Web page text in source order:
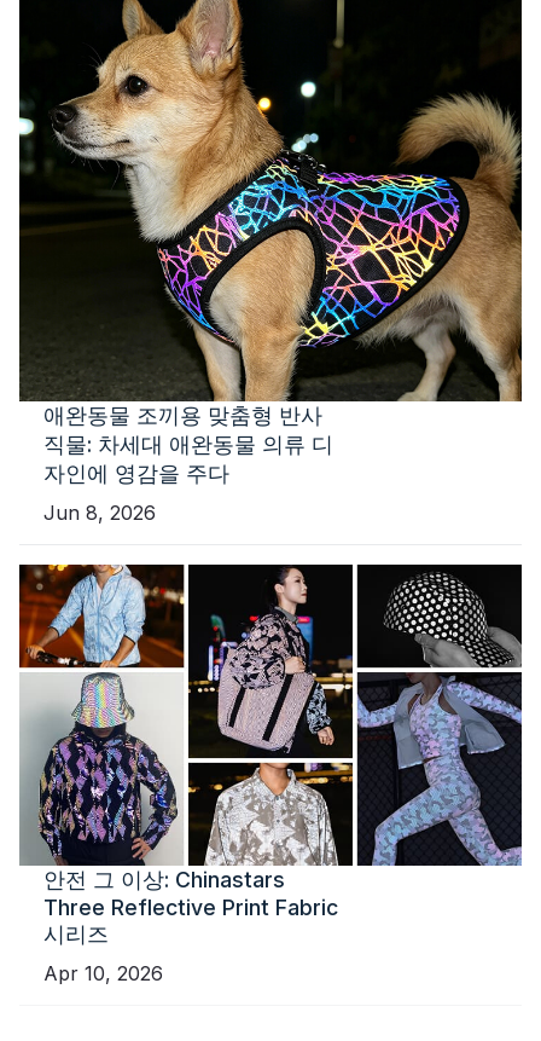
애완동물 조끼용 맞춤형 반사
직물: 차세대 애완동물 의류 디
자인에 영감을 주다
Jun 8, 2026
안전 그 이상: Chinastars
Three Reflective Print Fabric
시리즈
Apr 10, 2026